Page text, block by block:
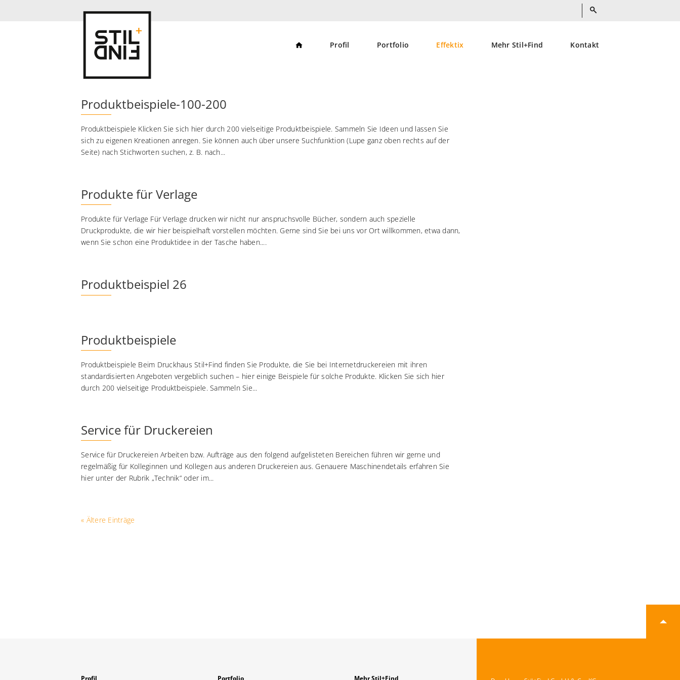
S Profil Portfolio Effektix Mehr Stil+Find Kontakt
Produktbeispiele-100-200
Produktbeispiele Klicken Sie sich hier durch 200 vielseitige Produktbeispiele. Sammeln Sie Ideen und lassen Sie
sich zu eigenen Kreationen anregen. Sie können auch über unsere Suchfunktion (Lupe ganz oben rechts auf der
Seite) nach Stichworten suchen, z. B. nach...
Produkte für Verlage
Produkte für Verlage Für Verlage drucken wir nicht nur anspruchsvolle Bücher, sondern auch spezielle
Druckprodukte, die wir hier beispielhaft vorstellen möchten. Gerne sind Sie bei uns vor Ort willkommen, etwa dann,
wenn Sie schon eine Produktidee in der Tasche haben....
Produktbeispiel 26
Produktbeispiele
Produktbeispiele Beim Druckhaus Stil+Find finden Sie Produkte, die Sie bei Internetdruckereien mit ihren
standardisierten Angeboten vergeblich suchen – hier einige Beispiele für solche Produkte. Klicken Sie sich hier
durch 200 vielseitige Produktbeispiele. Sammeln Sie...
Service für Druckereien
Service für Druckereien Arbeiten bzw. Aufträge aus den folgend aufgelisteten Bereichen führen wir gerne und
regelmäßig für Kolleginnen und Kollegen aus anderen Druckereien aus. Genauere Maschinendetails erfahren Sie
hier unter der Rubrik „Technik“ oder im...
« Ältere Einträge
Profil Portfolio Mehr Stil+Find